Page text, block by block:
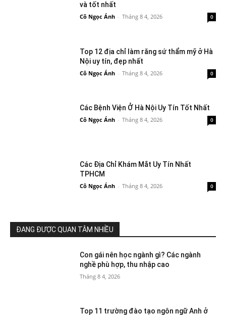
và tốt nhất
Cô Ngọc Ánh - Tháng 8 4, 2026 0
Top 12 địa chỉ làm răng sứ thẩm mỹ ở Hà
Nội uy tín, đẹp nhất
Cô Ngọc Ánh - Tháng 8 4, 2026 0
Các Bệnh Viện Ở Hà Nội Uy Tín Tốt Nhất
Cô Ngọc Ánh - Tháng 8 4, 2026 0
Các Địa Chỉ Khám Mắt Uy Tín Nhất
TPHCM
Cô Ngọc Ánh - Tháng 8 4, 2026 0
ĐANG ĐƯỢC QUAN TÂM NHIỀU
Con gái nên học ngành gì? Các ngành
nghề phù hợp, thu nhập cao
Tháng 8 4, 2026
Top 11 trường đào tạo ngôn ngữ Anh ở